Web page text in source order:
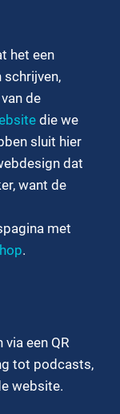
het een
schrijven,
de
die we
sluit hier
dat
want de
met
.
een QR
tot podcasts,
website.